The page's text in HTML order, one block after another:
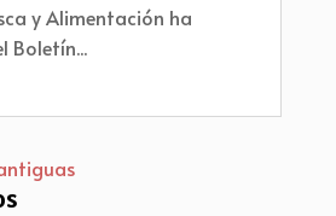
y Alimentación ha
Boletín...